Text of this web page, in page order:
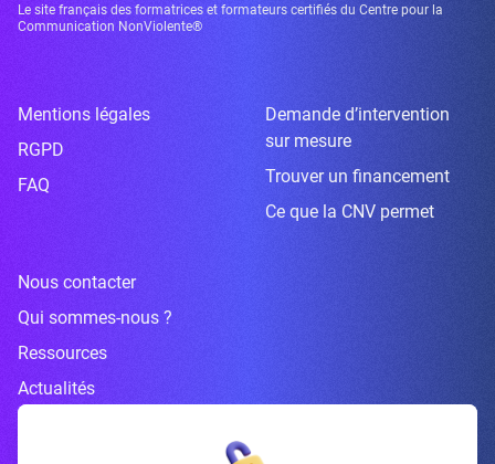
Le site français des formatrices et formateurs certifiés du Centre pour la
Communication NonViolente®
Mentions légales
RGPD
FAQ
Demande d’intervention
sur mesure
Trouver un financement
Ce que la CNV permet
Nous contacter
Qui sommes-nous ?
Ressources
Actualités